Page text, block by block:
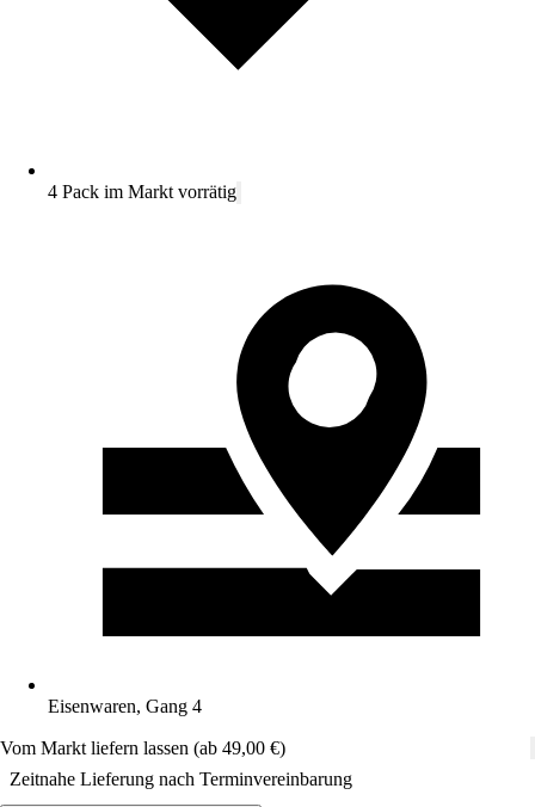
4 Pack im Markt vorrätig
Eisenwaren, Gang 4
Vom Markt liefern lassen (ab 49,00 €)
Zeitnahe Lieferung nach Terminvereinbarung